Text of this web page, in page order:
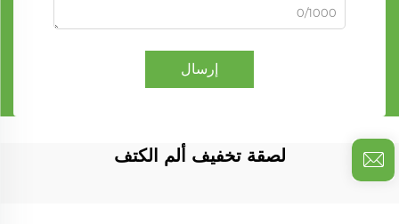
0/1000
إرسال
لصقة تخفيف ألم الكتف